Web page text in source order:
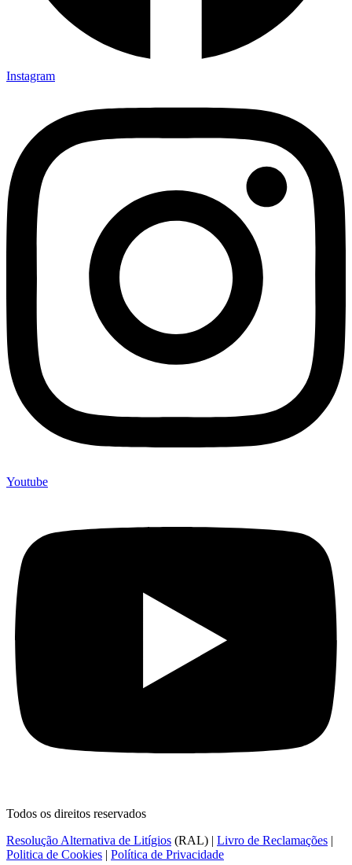
Instagram
Youtube
Todos os direitos reservados
Resolução Alternativa de Litígios (RAL) | Livro de Reclamações |
Politica de Cookies | Política de Privacidade